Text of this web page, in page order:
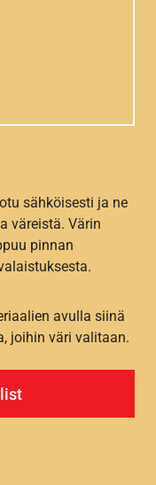
sähköisesti ja ne
väreistä. Värin
pinnan
avulla siinä
joihin väri valitaan.